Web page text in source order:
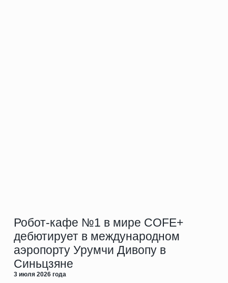
Робот-кафе №1 в мире COFE+
дебютирует в международном
аэропорту Урумчи Дивопу в
Синьцзяне
3 июля 2026 года